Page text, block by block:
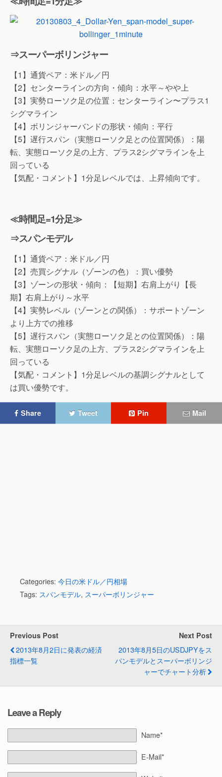
⇒スーパーボリンジャー
【1】通貨ペア：米ドル／円
【2】センターラインの方向・傾向：水平～やや上
【3】実勢ローソク足の位置：センターライン〜プラス1
シグマライン
【4】ボリンジャーバンドの形状・傾向：平行
【5】遅行スパン（実態ローソク足との位置関係）：陽
転、実態ローソク足の上方、プラス2シグマラインを上
回っている
【気配・コメント】1分足レベルでは、上昇傾向です。
≪時間足=1分足≫
⇒スパンモデル
【1】通貨ペア：米ドル／円
【2】売買シグナル（ゾーンの色）：買い優勢
【3】ゾーンの形状・傾向：【短期】右肩上がり【長
期】右肩上がり～水平
【4】実勢レベル（ゾーンとの関係）：サポートゾーン
より上方での推移
【5】遅行スパン（実態ローソク足との位置関係）：陽
転、実態ローソク足の上方、プラス2シグマラインを上
回っている
【気配・コメント】1分足レベルの基調シグナルとして
は買い優勢です。
Share Tweet Pin Mail
Categories: 今日の米ドル／円相場
Tags: スパンモデル, スーパーボリンジャー
Previous Post
2013年8月2日に発表の経済
指標一覧
Next Post
2013年8月5日のUSDJPYをス
パンモデルとスーパーボリンジ
ャーでチャート分析
Leave a Reply
Name*
E-Mail*